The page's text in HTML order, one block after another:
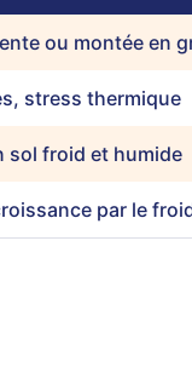
ou montée en
stress thermique
sol froid et humide
par le